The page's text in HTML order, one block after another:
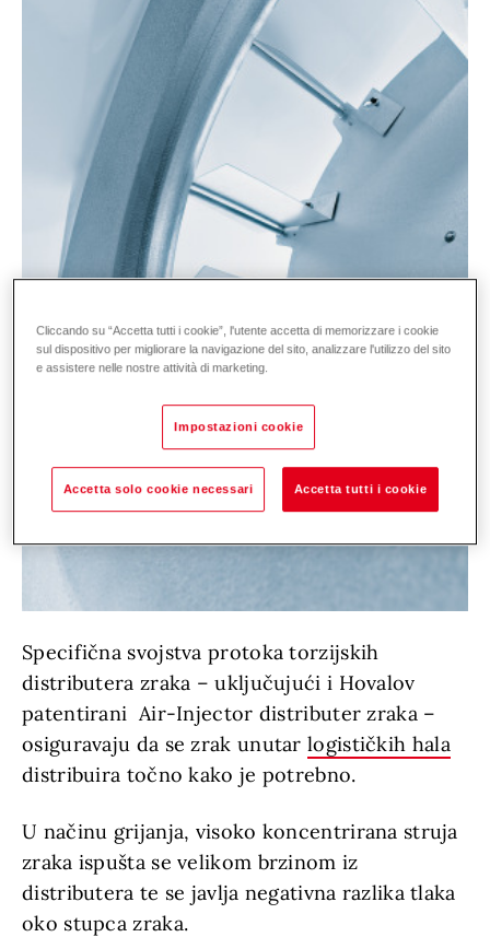
Specifična svojstva protoka torzijskih
distributera zraka – uključujući i Hovalov
patentirani Air-Injector distributer zraka –
osiguravaju da se zrak unutarlogističkih hala
distribuira točno kako je potrebno.
U načinu grijanja, visoko koncentrirana struja
zraka ispušta se velikom brzinom iz
distributera te se javlja negativna razlika tlaka
oko stupca zraka.
Cliccando su “Accetta tutti i cookie”, l'utente accetta di memorizzare i cookie
sul dispositivo per migliorare la navigazione del sito, analizzare l'utilizzo del sito
e assistere nelle nostre attività di marketing.
Impostazioni cookie
Accetta solo cookie necessari Accetta tutti i cookie